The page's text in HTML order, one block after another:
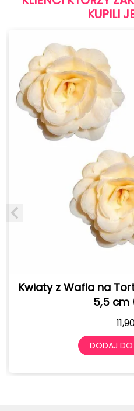
KUPILI
Kwiaty z Wafla na
5,5 cm
DODAJ DO